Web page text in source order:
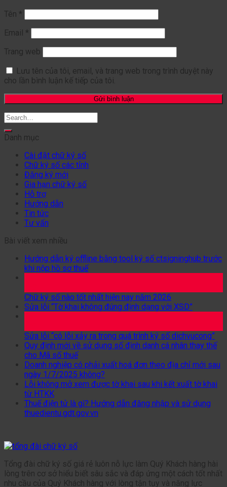
Tên *
Email *
Trang web
Lưu tên của tôi, email, và trang web trong trình duyệt này
cho lần bình luận kế tiếp của tôi.
Danh mục
Cài đặt chữ ký số
Chữ ký số các tỉnh
Đăng ký mới
Gia hạn chữ ký số
Hỗ trợ
Hướng dẫn
Tin tức
Tư vấn
Bài viết xem nhiều
Hướng dẫn ký offline bằng tool ký số ctsigninghub trước
khi nộp hồ sơ thuế
Chữ ký số nào tốt nhất hiện nay năm 2026
Sửa lỗi “Tờ khai không đúng định dạng với XSD”
Sửa lỗi “có lỗi xảy ra trong quá trình ký số dichvucong”
Quy định mới về sử dụng số định danh cá nhân thay thế
cho Mã số thuế
Doanh nghiệp có phải xuất hoá đơn theo địa chỉ mới sau
ngày 1/7/2025 không?
Lỗi không mở xem được tờ khai sau khi kết xuất tờ khai
từ HTKK
Thuế điện tử là gì? Hướng dẫn đăng nhập và sử dụng
thuedientu.gdt.gov.vn
Tổng đài chữ ký số giá rẻ luôn nỗ lực làm Quý Khách hàng hài
lòng trên cơ sở hiểu biết sâu sắc và đáp ứng một cách tốt nhất
nhu cầu của Quý Khách hàng với lòng tận tụy và năng lực